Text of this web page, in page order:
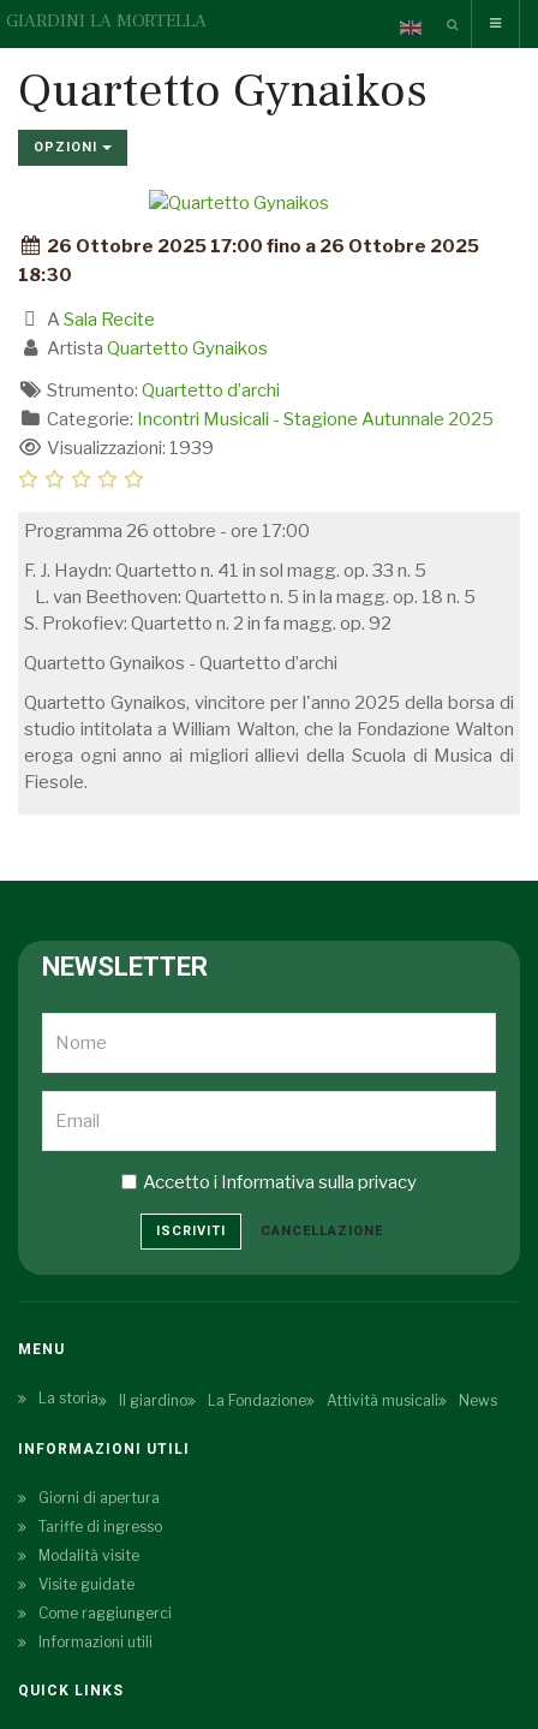
GIARDINI LA MORTELLA
Quartetto Gynaikos
OPZIONI
26 Ottobre 2025 17:00 fino a 26 Ottobre 2025
18:30
A Sala Recite
Artista Quartetto Gynaikos
Strumento: Quartetto d’archi
Categorie: Incontri Musicali - Stagione Autunnale 2025
Visualizzazioni: 1939
Programma 26 ottobre - ore 17:00
F. J. Haydn: Quartetto n. 41 in sol magg. op. 33 n. 5
L. van Beethoven: Quartetto n. 5 in la magg. op. 18 n. 5
S. Prokofiev: Quartetto n. 2 in fa magg. op. 92
Quartetto Gynaikos - Quartetto d’archi
Quartetto Gynaikos, vincitore per l'anno 2025 della borsa di
studio intitolata a William Walton, che la Fondazione Walton
eroga ogni anno ai migliori allievi della Scuola di Musica di
Fiesole.
NEWSLETTER
Accetto i Informativa sulla privacy
ISCRIVITI CANCELLAZIONE
MENU
La storia Il giardino La Fondazione Attività musicali News
INFORMAZIONI UTILI
Giorni di apertura
Tariffe di ingresso
Modalità visite
Visite guidate
Come raggiungerci
Informazioni utili
QUICK LINKS